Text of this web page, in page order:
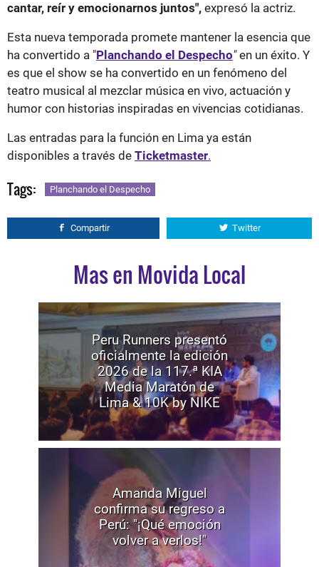
cantar, reír y emocionarnos juntos", expresó la actriz.
Esta nueva temporada promete mantener la esencia que
ha convertido a "Planchando el Despecho"en un éxito. Y
es que el show se ha convertido en un fenómeno del
teatro musical al mezclar música en vivo, actuación y
humor con historias inspiradas en vivencias cotidianas.
Las entradas para la función en Lima ya están
disponibles a través de Ticketmaster.
Tags: Planchando el Despecho
Compartir Twitter
Mas en Movida Local
Peru Runners presentó
oficialmente la edición
2026 de la 117.ª KIA
Media Maratón de
Lima & 10K by NIKE
Amanda Miguel
confirma su regreso a
Perú: "¡Qué emoción
volver a verlos!"